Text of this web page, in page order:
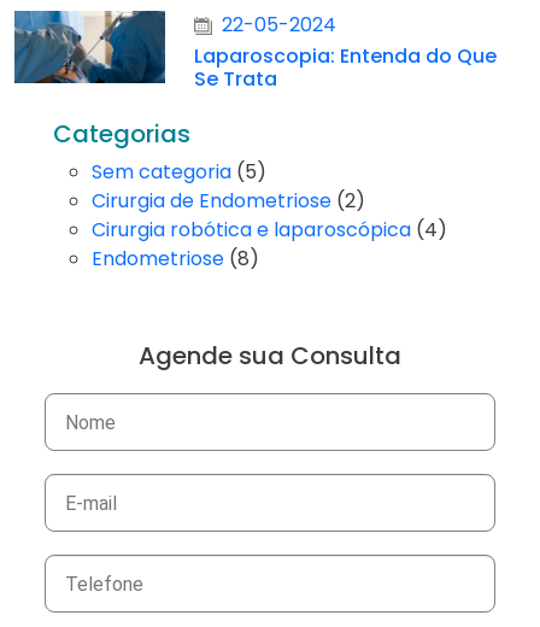
22-05-2024
Laparoscopia: Entenda do Que
Se Trata
Categorias
Sem categoria (5)
Cirurgia de Endometriose (2)
Cirurgia robótica e laparoscópica (4)
Endometriose (8)
Agende sua Consulta